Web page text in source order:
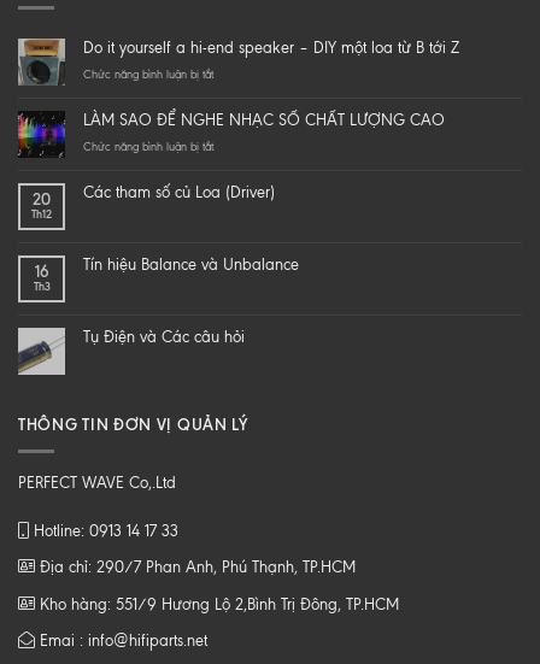
Do it yourself a hi-end speaker – DIY một loa từ B tới Z
Chức năng bình luận bị tắtở
yourself
a
speaker
loa
Z
LÀM SAO ĐỂ NGHE NHẠC SỐ CHẤT LƯỢNG CAO
Chức năng bình luận bị tắtở
ĐỂ
CHẤT
20
Th12
Các tham số củ Loa (Driver)
16
Th3
Tín hiệu Balance và Unbalance
Tụ Điện và Các câu hỏi
THÔNG TIN ĐƠN VỊ QUẢN LÝ
PERFECT WAVE Co,.Ltd
Hotline: 0913 14 17 33
Địa chỉ: 290/7 Phan Anh, Phú Thạnh, TP.HCM
Kho hàng: 551/9 Hương Lộ 2,Bình Trị Đông, TP.HCM
Emai : info@hifiparts.net